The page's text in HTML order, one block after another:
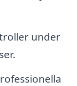
under